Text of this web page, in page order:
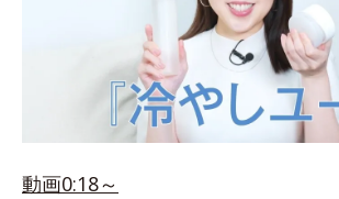
動画0:18～